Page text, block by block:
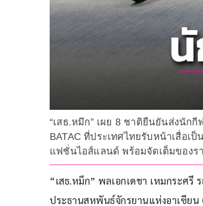
“เสธ.หมึก” เผย 8 ชาติยืนยันส่งนัก
BATAC ที่ประเทศไทยรับหน้าเสื่อ
แฟชั่นไอส์แลนด์ พร้อมจัดเต็มของร
“เสธ.หมึก” พลเอกเดชา เหมกระศรี
ประธานสหพันธ์จักรยานแห่งอาเซีย